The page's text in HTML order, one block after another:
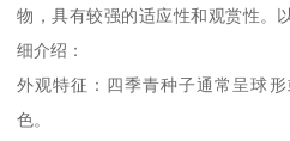
物，具有较强的适应性和观赏性。
细介绍：
外观特征：四季青种子通常呈球
色。